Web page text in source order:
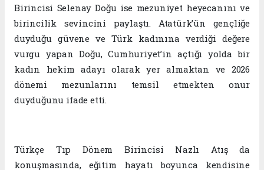
Birincisi Selenay Doğu ise mezuniyet heyecanını ve
birincilik sevincini paylaştı. Atatürk’ün gençliğe
duyduğu güvene ve Türk kadınına verdiği değere
vurgu yapan Doğu, Cumhuriyet’in açtığı yolda bir
kadın hekim adayı olarak yer almaktan ve 2026
dönemi mezunlarını temsil etmekten onur
duyduğunu ifade etti.
Türkçe Tıp Dönem Birincisi Nazlı Atış da
konuşmasında, eğitim hayatı boyunca kendisine